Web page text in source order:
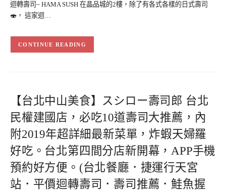
迴轉壽司~ HAMA SUSH 在晶品城的2樓，除了有各式各樣的日式壽司
🍣， 這家迴…
CONTINUE READING
【台北中山美食】スシロー壽司郎 台北
民權建國店，必吃10道壽司大推薦，內
附2019年超詳細最新菜單，炸蝦天婦羅
好吃。台北第四間分店新開幕，APP手機
預約好方便。(台北餐廳．捷運行天宮
站．平價迴轉壽司．壽司推薦．鮭魚握